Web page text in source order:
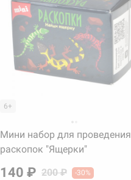
6+
Мини набор для проведения
раскопок "Ящерки"
140 ₽ 200 ₽ -30%